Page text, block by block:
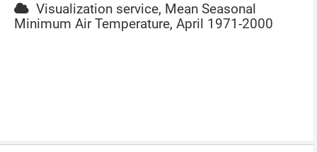
Visualization service, Mean Seasonal
Minimum Air Temperature, April 1971-2000